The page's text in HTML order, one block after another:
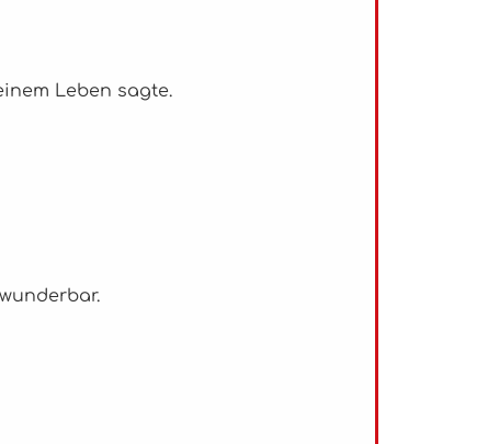
Leben sagte.